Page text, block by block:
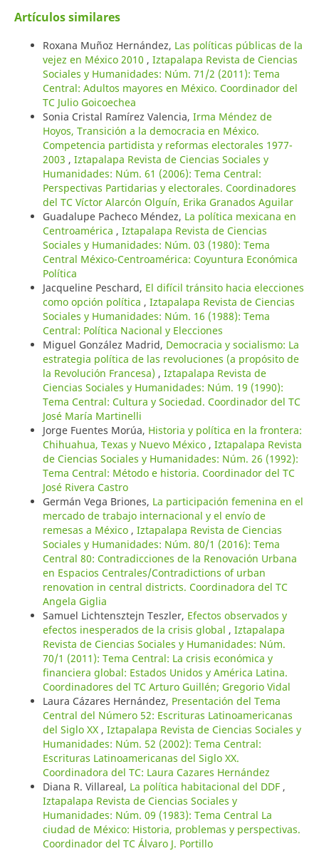
Artículos similares
Roxana Muñoz Hernández, Las políticas públicas de la
vejez en México 2010 , Iztapalapa Revista de Ciencias
Sociales y Humanidades: Núm. 71/2 (2011): Tema
Central: Adultos mayores en México. Coordinador del
TC Julio Goicoechea
Sonia Cristal Ramírez Valencia, Irma Méndez de
Hoyos, Transición a la democracia en México.
Competencia partidista y reformas electorales 1977-
2003 , Iztapalapa Revista de Ciencias Sociales y
Humanidades: Núm. 61 (2006): Tema Central:
Perspectivas Partidarias y electorales. Coordinadores
del TC Víctor Alarcón Olguín, Erika Granados Aguilar
Guadalupe Pacheco Méndez, La política mexicana en
Centroamérica , Iztapalapa Revista de Ciencias
Sociales y Humanidades: Núm. 03 (1980): Tema
Central México-Centroamérica: Coyuntura Económica
Política
Jacqueline Peschard, El difícil tránsito hacia elecciones
como opción política , Iztapalapa Revista de Ciencias
Sociales y Humanidades: Núm. 16 (1988): Tema
Central: Política Nacional y Elecciones
Miguel González Madrid, Democracia y socialismo: La
estrategia política de las revoluciones (a propósito de
la Revolución Francesa) , Iztapalapa Revista de
Ciencias Sociales y Humanidades: Núm. 19 (1990):
Tema Central: Cultura y Sociedad. Coordinador del TC
José María Martinelli
Jorge Fuentes Morúa, Historia y política en la frontera:
Chihuahua, Texas y Nuevo México , Iztapalapa Revista
de Ciencias Sociales y Humanidades: Núm. 26 (1992):
Tema Central: Método e historia. Coordinador del TC
José Rivera Castro
Germán Vega Briones, La participación femenina en el
mercado de trabajo internacional y el envío de
remesas a México , Iztapalapa Revista de Ciencias
Sociales y Humanidades: Núm. 80/1 (2016): Tema
Central 80: Contradicciones de la Renovación Urbana
en Espacios Centrales/Contradictions of urban
renovation in central districts. Coordinadora del TC
Angela Giglia
Samuel Lichtensztejn Teszler, Efectos observados y
efectos inesperados de la crisis global , Iztapalapa
Revista de Ciencias Sociales y Humanidades: Núm.
70/1 (2011): Tema Central: La crisis económica y
financiera global: Estados Unidos y América Latina.
Coordinadores del TC Arturo Guillén; Gregorio Vidal
Laura Cázares Hernández, Presentación del Tema
Central del Número 52: Escrituras Latinoamericanas
del Siglo XX , Iztapalapa Revista de Ciencias Sociales y
Humanidades: Núm. 52 (2002): Tema Central:
Escrituras Latinoamericanas del Siglo XX.
Coordinadora del TC: Laura Cazares Hernández
Diana R. Villareal, La política habitacional del DDF ,
Iztapalapa Revista de Ciencias Sociales y
Humanidades: Núm. 09 (1983): Tema Central La
ciudad de México: Historia, problemas y perspectivas.
Coordinador del TC Álvaro J. Portillo